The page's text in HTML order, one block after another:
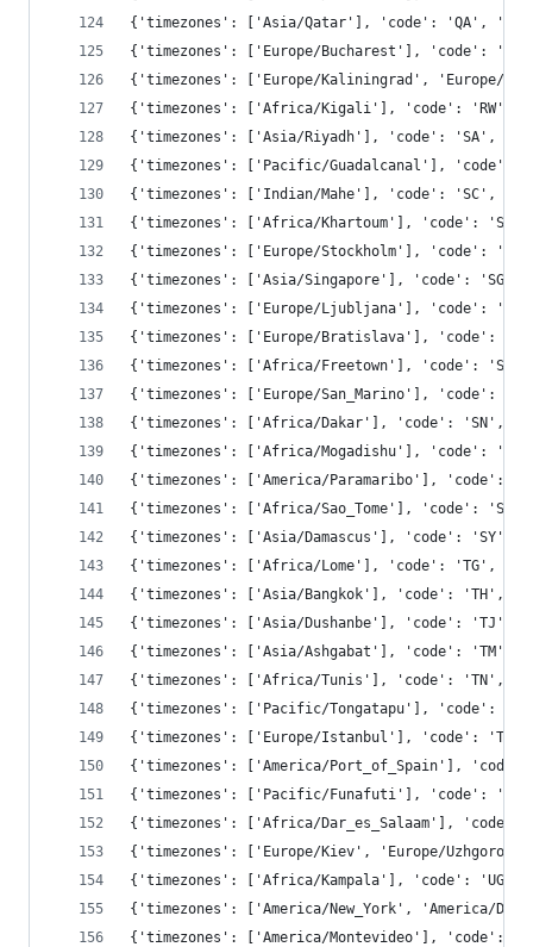
{'timezones': ['Asia/Qatar'], 'code': 'QA',
{'timezones': ['Europe/Bucharest'], 'code':
{'timezones': ['Europe/Kaliningrad', 'Europe/
{'timezones': ['Africa/Kigali'], 'code': 'RW',
{'timezones': ['Asia/Riyadh'], 'code': 'SA',
{'timezones': ['Pacific/Guadalcanal'], 'code':
{'timezones': ['Indian/Mahe'], 'code': 'SC',
{'timezones': ['Africa/Khartoum'], 'code':
{'timezones': ['Europe/Stockholm'], 'code':
{'timezones': ['Asia/Singapore'], 'code':
{'timezones': ['Europe/Ljubljana'], 'code':
{'timezones': ['Europe/Bratislava'], 'code':
{'timezones': ['Africa/Freetown'], 'code':
{'timezones': ['Europe/San_Marino'], 'code':
{'timezones': ['Africa/Dakar'], 'code': 'SN',
{'timezones': ['Africa/Mogadishu'], 'code':
{'timezones': ['America/Paramaribo'], 'code':
{'timezones': ['Africa/Sao_Tome'], 'code':
{'timezones': ['Asia/Damascus'], 'code':
{'timezones': ['Africa/Lome'], 'code': 'TG',
{'timezones': ['Asia/Bangkok'], 'code': 'TH',
{'timezones': ['Asia/Dushanbe'], 'code':
{'timezones': ['Asia/Ashgabat'], 'code': 'TM',
{'timezones': ['Africa/Tunis'], 'code': 'TN',
{'timezones': ['Pacific/Tongatapu'], 'code':
{'timezones': ['Europe/Istanbul'], 'code':
{'timezones': ['America/Port_of_Spain'],
{'timezones': ['Pacific/Funafuti'], 'code':
{'timezones': ['Africa/Dar_es_Salaam'],
{'timezones': ['Europe/Kiev', 'Europe/
{'timezones': ['Africa/Kampala'], 'code':
{'timezones': ['America/New_York', 'America/
{'timezones': ['America/Montevideo'], 'code':